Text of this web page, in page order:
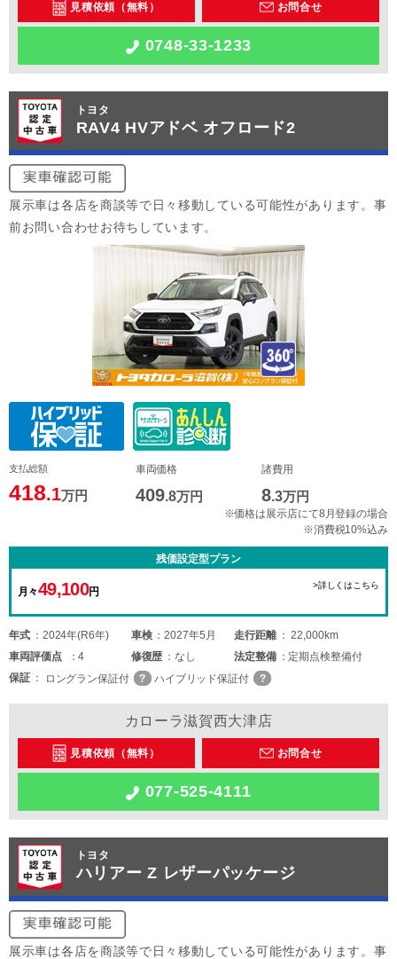
見積依頼（無料） お問合せ
0748-33-1233
トヨタ
RAV4 HVアドベ オフロード2
展示車は各店を商談等で日々移動している可能性があります。事
前お問い合わせお待ちしています。
支払総額
418.1万円
車両価格
409.8万円
諸費用
8.3万円
※価格は展示店にて8月登録の場合
※消費税10%込み
残価設定型プラン
月々49,100円
>詳しくはこちら
年式 2024年(R6年) 車検 2027年5月 走行距離
22,000km
車両評価点 4 修復歴 なし 法定整備
定期点検整備付
保証
ロングラン保証付 ハイブリッド保証付
カローラ滋賀西大津店
見積依頼（無料） お問合せ
077-525-4111
トヨタ
ハリアー Z レザーパッケージ
展示車は各店を商談等で日々移動している可能性があります。事